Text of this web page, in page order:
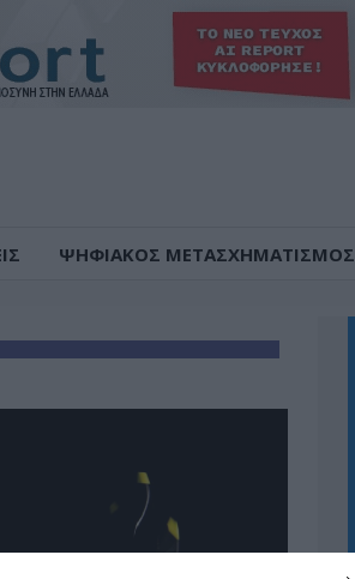
ΨΗΦΙΑΚΟΣ ΜΕΤΑΣΧΗΜΑΤΙΣΜΟΣ